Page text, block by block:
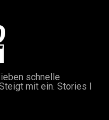
schnelle
mit ein. Stories I